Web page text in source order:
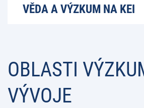
VĚDA A VÝZKUM NA KEI
OBLASTI
VÝVOJE